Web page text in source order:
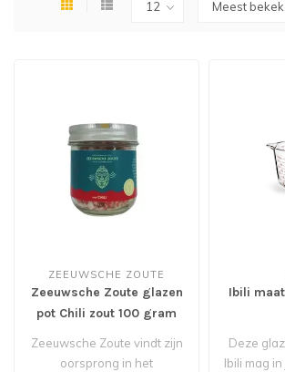
ZEEUWSCHE ZOUTE
Zeeuwsche Zoute glazen
pot Chili zout 100 gram
Zeeuwsche Zoute vindt zijn
oorsprong in het
Ibili
Deze
Ibili mag